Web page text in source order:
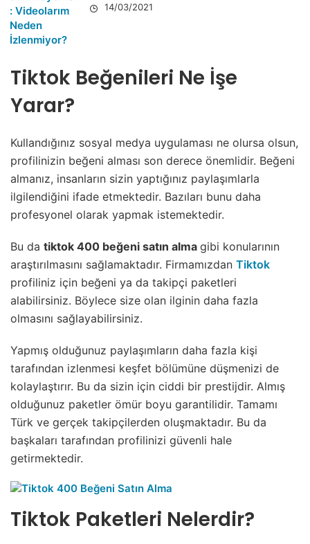
14/03/2021
Tiktok Beğenileri Ne İşe
Yarar?
Kullandığınız sosyal medya uygulaması ne olursa olsun,
profilinizin beğeni alması son derece önemlidir. Beğeni
almanız, insanların sizin yaptığınız paylaşımlarla
ilgilendiğini ifade etmektedir. Bazıları bunu daha
profesyonel olarak yapmak istemektedir.
Bu da tiktok 400 beğeni satın alma gibi konularının
araştırılmasını sağlamaktadır. Firmamızdan Tiktok
profiliniz için beğeni ya da takipçi paketleri
alabilirsiniz. Böylece size olan ilginin daha fazla
olmasını sağlayabilirsiniz.
Yapmış olduğunuz paylaşımların daha fazla kişi
tarafından izlenmesi keşfet bölümüne düşmenizi de
kolaylaştırır. Bu da sizin için ciddi bir prestijdir. Almış
olduğunuz paketler ömür boyu garantilidir. Tamamı
Türk ve gerçek takipçilerden oluşmaktadır. Bu da
başkaları tarafından profilinizi güvenli hale
getirmektedir.
Tiktok Paketleri Nelerdir?